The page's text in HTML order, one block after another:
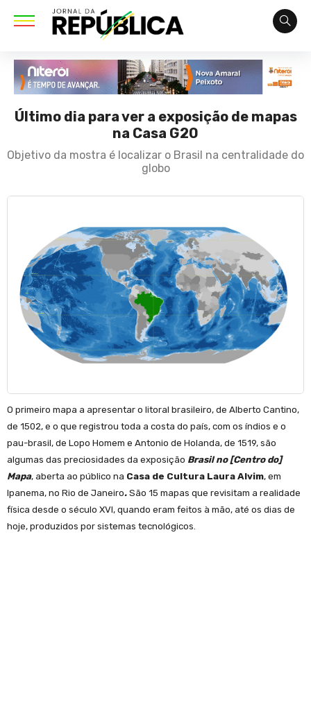
Último dia para ver a exposição de mapas
na Casa G20
Objetivo da mostra é localizar o Brasil na centralidade do
globo
O primeiro mapa a apresentar o litoral brasileiro, de Alberto Cantino,
de 1502, e o que registrou toda a costa do país, com os índios e o
pau-brasil, de Lopo Homem e Antonio de Holanda, de 1519, são
algumas das preciosidades da exposição Brasil no [Centro do]
Mapa, aberta ao público na Casa de Cultura Laura Alvim, em
Ipanema, no Rio de Janeiro. São 15 mapas que revisitam a realidade
física desde o século XVI, quando eram feitos à mão, até os dias de
hoje, produzidos por sistemas tecnológicos.